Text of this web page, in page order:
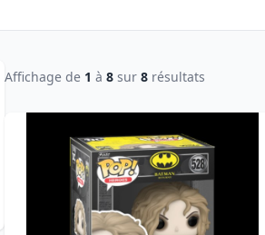
Affichage de 1 à 8 sur 8 résultats